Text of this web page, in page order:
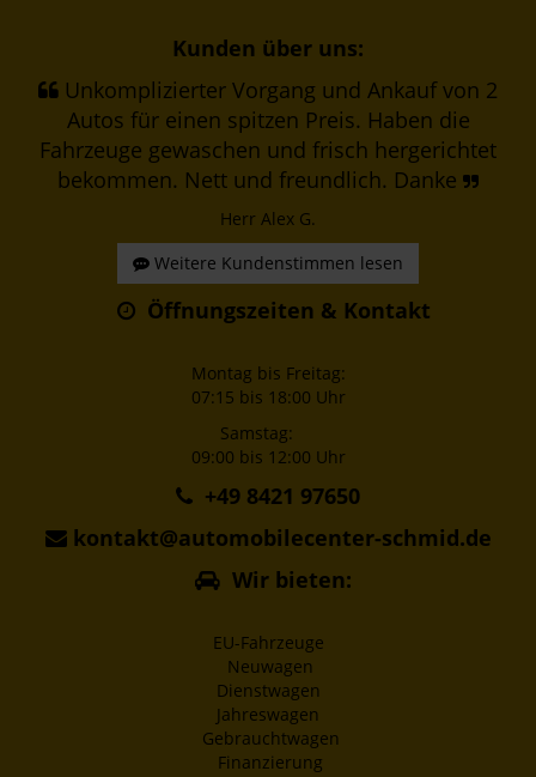
Kunden über uns:
Unkomplizierter Vorgang und Ankauf von 2
Autos für einen spitzen Preis. Haben die
Fahrzeuge gewaschen und frisch hergerichtet
bekommen. Nett und freundlich. Danke
Herr Alex G.
Weitere Kundenstimmen lesen
Öffnungszeiten & Kontakt
Montag bis Freitag:
07:15 bis 18:00 Uhr
Samstag:
09:00 bis 12:00 Uhr
+49 8421 97650
kontakt@automobilecenter-schmid.de
Wir bieten:
EU-Fahrzeuge
Neuwagen
Dienstwagen
Jahreswagen
Gebrauchtwagen
Finanzierung